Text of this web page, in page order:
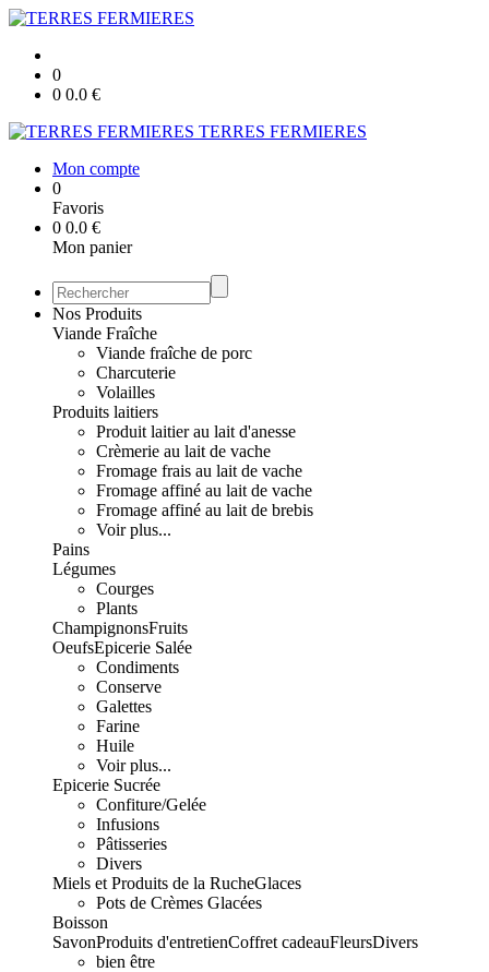
0
0 0.0 €
TERRES FERMIERES
Mon compte
0
Favoris
0 0.0 €
Mon panier
Nos Produits
Viande Fraîche
Viande fraîche de porc
Charcuterie
Volailles
Produits laitiers
Produit laitier au lait d'anesse
Crèmerie au lait de vache
Fromage frais au lait de vache
Fromage affiné au lait de vache
Fromage affiné au lait de brebis
Voir plus...
Pains
Légumes
Courges
Plants
ChampignonsFruits
OeufsEpicerie Salée
Condiments
Conserve
Galettes
Farine
Huile
Voir plus...
Epicerie Sucrée
Confiture/Gelée
Infusions
Pâtisseries
Divers
Miels et Produits de la RucheGlaces
Pots de Crèmes Glacées
Boisson
SavonProduits d'entretienCoffret cadeauFleursDivers
bien être